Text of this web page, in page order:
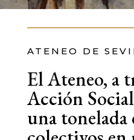
ATENEO DE
El Ateneo, a
Acción
una tonelada